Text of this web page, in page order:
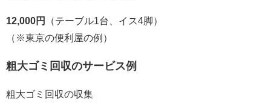
12,000円
（テーブル1台、イス4脚）
（※東京の便利屋の例）
粗大ゴミ回収のサービス例
粗大ゴミ回収の収集